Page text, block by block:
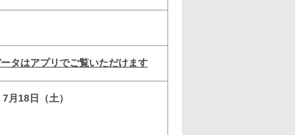
タはアプリでご覧いただけます
18日（土）